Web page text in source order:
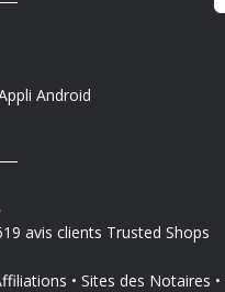
Android
avis clients Trusted Shops
Sites des Notaires